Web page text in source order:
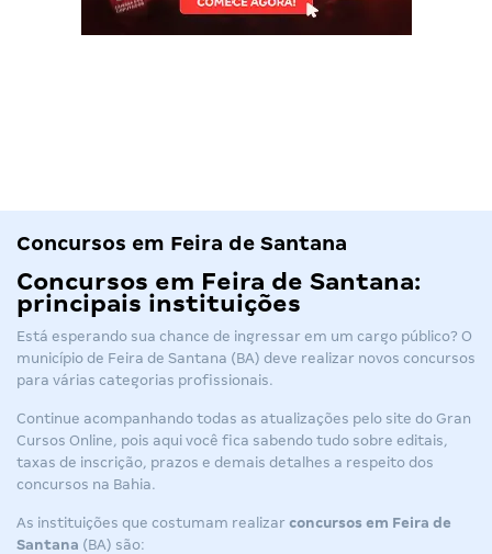
Concursos em Feira de Santana
Concursos em Feira de Santana:
principais instituições
Está esperando sua chance de ingressar em um cargo público? O
município de Feira de Santana (BA) deve realizar novos concursos
para várias categorias profissionais.
Continue acompanhando todas as atualizações pelo site do Gran
Cursos Online, pois aqui você fica sabendo tudo sobre editais,
taxas de inscrição, prazos e demais detalhes a respeito dos
concursos na Bahia.
As instituições que costumam realizar concursos em Feira de
Santana (BA) são: